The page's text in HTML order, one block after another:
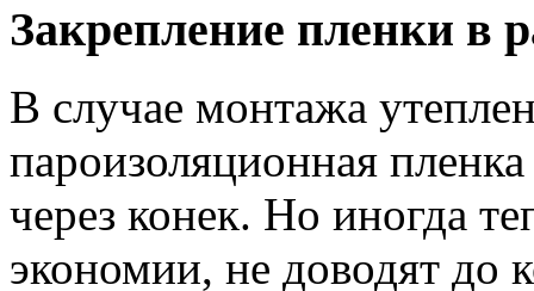
Закрепление пленки в
В случае монтажа
пароизоляционная
через конек. Но иногда
экономии, не доводят до